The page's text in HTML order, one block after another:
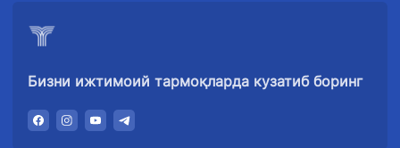
Бизни ижтимоий тармоқларда кузатиб боринг